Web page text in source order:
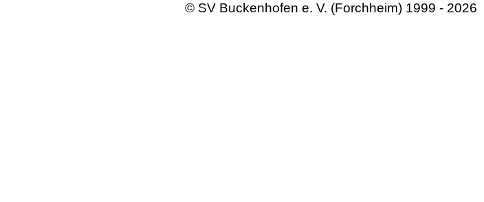
© SV Buckenhofen e. V. (Forchheim) 1999 - 2026